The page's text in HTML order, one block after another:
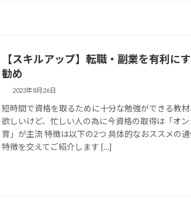
【スキルアップ】転職・副業を有利に
勧め
2023年8月26日
短時間で資格を取るために十分な勉強ができる教
欲しいけど、忙しい人の為に今資格の取得は「オ
育」が主流 特徴は以下の2つ 具体的なおススメの
特徴を交えてご紹介します […]